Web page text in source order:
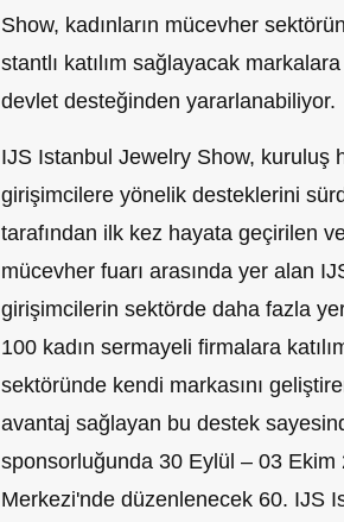
Show, kadınların mücevher
stantlı katılım sağlayacak
devlet desteğinden yararlanabiliyor.
IJS Istanbul Jewelry Show, kuruluş
girişimcilere yönelik desteklerini
tarafından ilk kez hayata geçirilen
mücevher fuarı arasında yer alan
girişimcilerin sektörde daha fazla
100 kadın sermayeli firmalara
sektöründe kendi markasını
avantaj sağlayan bu destek
sponsorluğunda 30 Eylül – 03
Merkezi'nde düzenlenecek 60. IJS